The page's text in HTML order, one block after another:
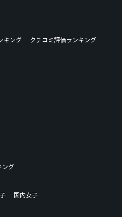
キング
クチコミ評価ランキング
ング
国内女子